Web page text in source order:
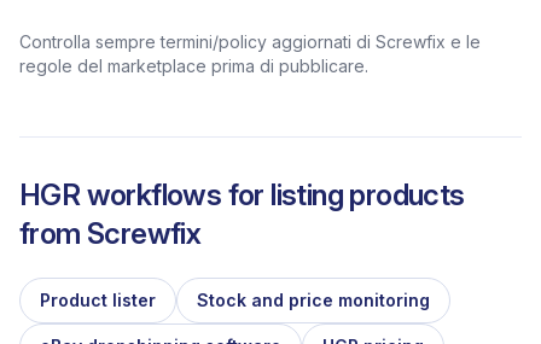
Controlla sempre termini/policy aggiornati di Screwfix e le
regole del marketplace prima di pubblicare.
HGR workflows for listing products
from Screwfix
Product lister Stock and price monitoring